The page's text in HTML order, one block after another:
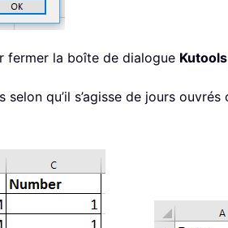
fermer la boîte de dialogue
qu’il s’agisse de jours